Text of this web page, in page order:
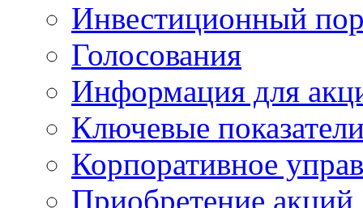
Инвестиционный
Голосования
Информация для
Ключевые
Корпоративное
Приобретение акций